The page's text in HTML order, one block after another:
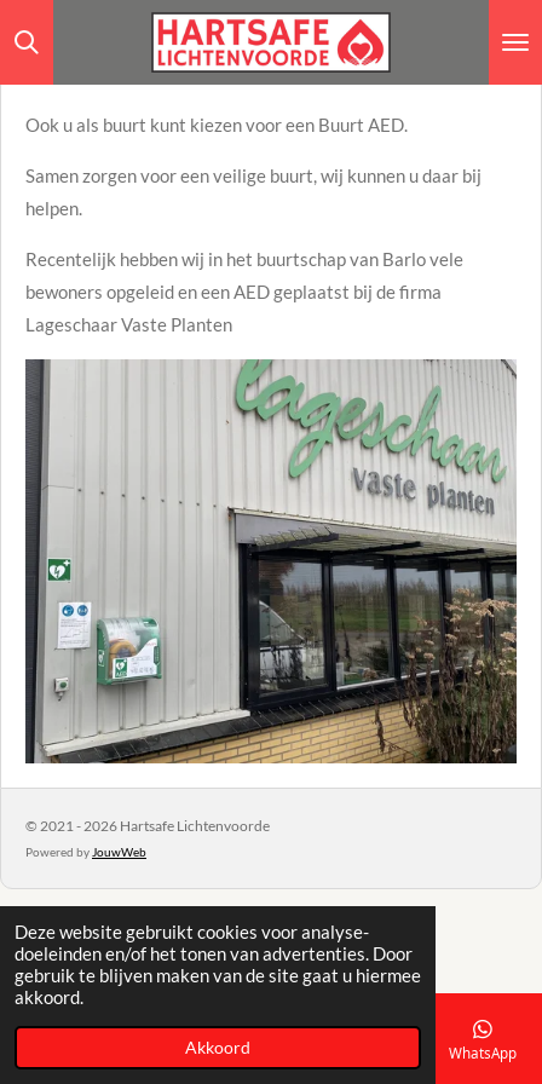
Deze website gebruikt cookies voor analyse-
doeleinden en/of het tonen van advertenties. Door
gebruik te blijven maken van de site gaat u hiermee
akkoord.
Akkoord
Ga
direct
deOok u als buurt kunt kiezen voor een Buurt AED.
Samen zorgen voor een veilige buurt, wij kunnen u daar bij
helpen.
Recentelijk hebben wij in het buurtschap van Barlo vele
bewoners opgeleid en een AED geplaatst bij de firma
Lageschaar Vaste Planten
© 2021 - 2026 Hartsafe Lichtenvoorde
Powered by JouwWeb
Telefoonnummer WhatsApp